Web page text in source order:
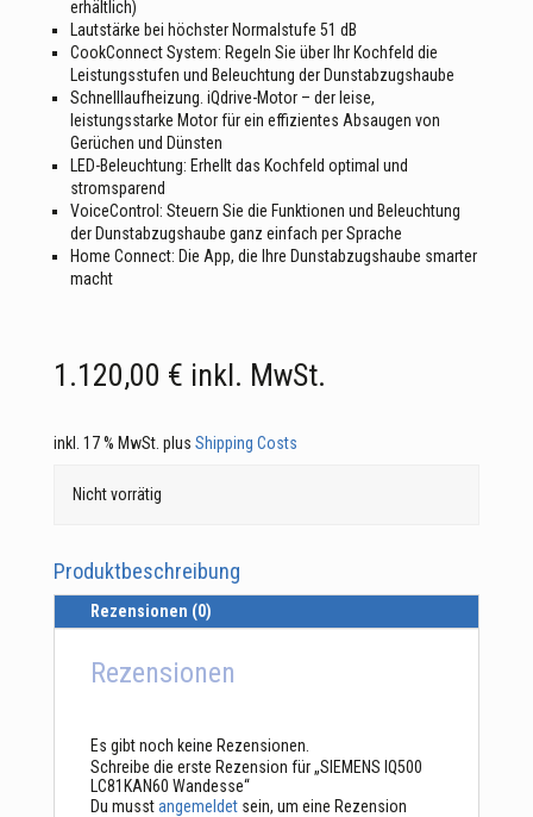
erhältlich)
Lautstärke bei höchster Normalstufe 51 dB
CookConnect System: Regeln Sie über Ihr Kochfeld die
Leistungsstufen und Beleuchtung der Dunstabzugshaube
Schnelllaufheizung. iQdrive-Motor – der leise,
leistungsstarke Motor für ein effizientes Absaugen von
Gerüchen und Dünsten
LED-Beleuchtung: Erhellt das Kochfeld optimal und
stromsparend
VoiceControl: Steuern Sie die Funktionen und Beleuchtung
der Dunstabzugshaube ganz einfach per Sprache
Home Connect: Die App, die Ihre Dunstabzugshaube smarter
macht
1.120,00 € inkl. MwSt.
inkl. 17 % MwSt. plus Shipping Costs
Nicht vorrätig
Produktbeschreibung
Rezensionen (0)
Rezensionen
Es gibt noch keine Rezensionen.
Schreibe die erste Rezension für „SIEMENS IQ500
LC81KAN60 Wandesse“
Du musstangemeldetsein, um eine Rezension